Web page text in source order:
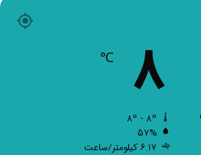
۸ ℃
۵۷%
۶.۱۷ کیلومتر/ساعت